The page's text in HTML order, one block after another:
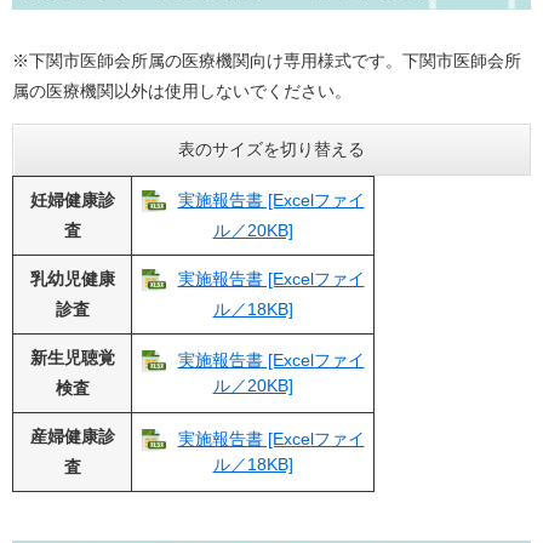
※下関市医師会所属の医療機関向け専用様式です。下関市医師会所
属の医療機関以外は使用しないでください。
表のサイズを切り替える
妊婦健康診
査
実施報告書 [Excelファイ
ル／20KB]
乳幼児健康
診査
実施報告書 [Excelファイ
ル／18KB]
新生児聴覚
検査
実施報告書 [Excelファイ
ル／20KB]
産婦健康診
査
実施報告書 [Excelファイ
ル／18KB]